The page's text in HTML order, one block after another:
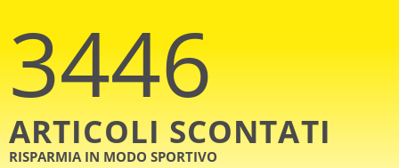
3446
ARTICOLI SCONTATI
RISPARMIA IN MODO SPORTIVO